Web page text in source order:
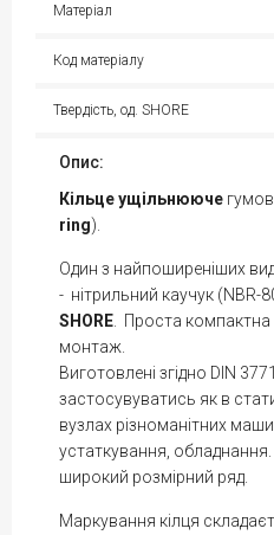
Матеріал
Код матеріалу
Твердість, од. SHORE
Опис:
Кільцеущільнююче
ring).
Один з найпоширеніших
- нітрильний каучук (NBR-
SHORE . Проста компактна
монтаж.
Виготовлені згідно DIN
застосувуватись як в
вузлах різноманітних
устаткування,
широкий розмірний ряд.
Маркування кілця